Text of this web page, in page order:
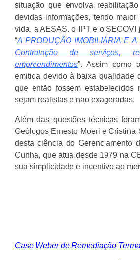
situação que envolva
devidas informações, tendo
vida, a AESAS, o IPT e o SECOVI
“A PRODUÇÃO IMOBILIÁRIA E
Contratação de serviços,
empreendimentos”. Assim como
emitida devido à baixa qualidade
que então fossem estabelecidos
sejam realistas e não exageradas.
Além das questões técnicas
Geólogos Ernesto Moeri e Cristina
desta ciência do Gerenciamento
Cunha, que atua desde 1979 na
sua simplicidade e incentivo ao
Case Weber de Remediação